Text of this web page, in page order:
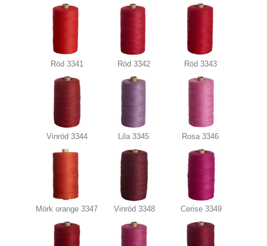
Röd 3341 Röd 3342 Röd 3343
Vinröd 3344 Lila 3345 Rosa 3346
Mörk orange 3347 Vinröd 3348 Cerise 3349